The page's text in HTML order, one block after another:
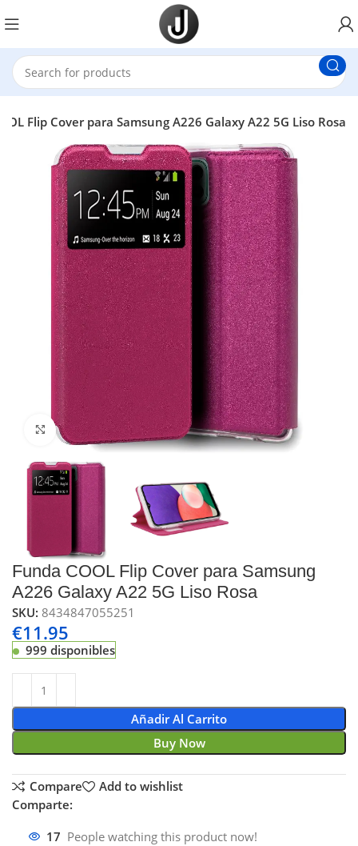
Flip Cover para Samsung A226 Galaxy A22 5G Liso Rosa
Click to enlarge
Funda COOL Flip Cover para Samsung
A226 Galaxy A22 5G Liso Rosa
SKU:8434847055251
€11.95
999 disponibles
Añadir Al Carrito
Buy Now
Compare
Add to wishlist
Comparte:
17 People watching this product now!